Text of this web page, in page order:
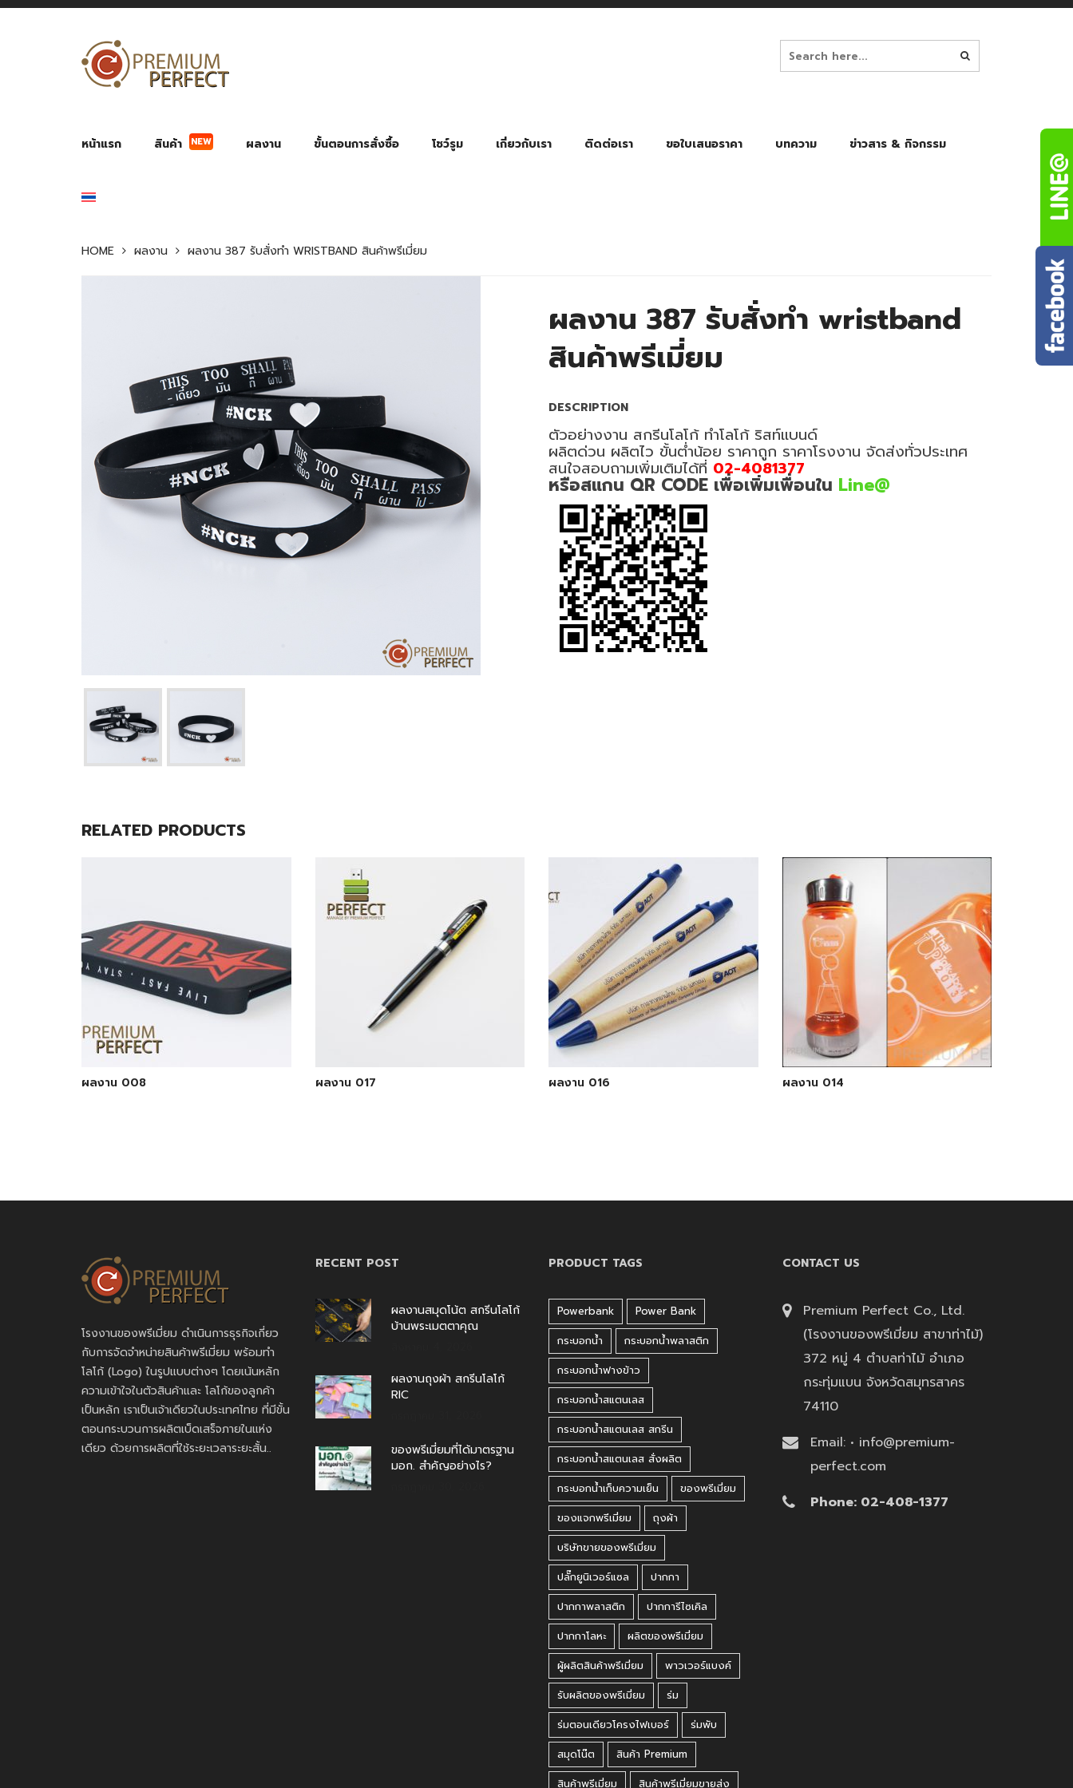
หน้าแรก สินค้า NEW ผลงาน ขั้นตอนการสั่งซื้อ โชว์รูม เกี่ยวกับเรา ติดต่อเรา ขอใบเสนอราคา บทความ ข่าวสาร & กิจกรรม
HOME ผลงาน ผลงาน 387 รับสั่งทำ WRISTBAND สินค้าพรีเมี่ยม
ผลงาน 387 รับสั่งทำ wristband
สินค้าพรีเมี่ยม
DESCRIPTION
ตัวอย่างงาน สกรีนโลโก้ ทำโลโก้ ริสท์แบนด์
ผลิตด่วน ผลิตไว ขั้นต่ำน้อย ราคาถูก ราคาโรงงาน จัดส่งทั่วประเทศ
สนใจสอบถามเพิ่มเติมได้ที่ 02-4081377
หรือสแกน QR CODE เพื่อเพิ่มเพื่อนใน Line@
RELATED PRODUCTS
ผลงาน 008 ผลงาน 017 ผลงาน 016 ผลงาน 014
โรงงานของพรีเมี่ยม ดำเนินการธุรกิจเกี่ยว
กับการจัดจำหน่ายสินค้าพรีเมี่ยม พร้อมทำ
โลโก้ (Logo) ในรูปแบบต่างๆ โดยเน้นหลัก
ความเข้าใจในตัวสินค้าและ โลโก้ของลูกค้า
เป็นหลัก เราเป็นเจ้าเดียวในประเทศไทย ที่มีขั้น
ตอนกระบวนการผลิตเบ็ดเสร็จภายในแห่ง
เดียว ด้วยการผลิตที่ใช้ระยะเวลาระยะสั้น..
RECENT POST
ผลงานสมุดโน้ต สกรีนโลโก้
บ้านพระเมตตาคุณ
ผลงานถุงผ้า สกรีนโลโก้
RIC
ของพรีเมี่ยมที่ได้มาตรฐาน
มอก. สำคัญอย่างไร?
PRODUCT TAGS
Powerbank
Power Bank
กระบอกน้ำ
กระบอกน้ำพลาสติก
กระบอกน้ำฟางข้าว
กระบอกน้ำสแตนเลส
กระบอกน้ำสแตนเลส สกรีน
กระบอกน้ำสแตนเลส สั่งผลิต
กระบอกน้ำเก็บความเย็น
ของพรีเมี่ยม
ของแจกพรีเมี่ยม
ถุงผ้า
บริษัทขายของพรีเมี่ยม
ปลั๊กยูนิเวอร์แซล
ปากกา
ปากกาพลาสติก
ปากการีไซเคิล
ปากกาโลหะ
ผลิตของพรีเมี่ยม
ผู้ผลิตสินค้าพรีเมี่ยม
พาวเวอร์แบงค์
รับผลิตของพรีเมี่ยม
ร่ม
ร่มตอนเดียวโครงไฟเบอร์
ร่มพับ
สมุดโน๊ต
สินค้า Premium
สินค้าพรีเมี่ยม
สินค้าพรีเมี่ยมขายส่ง
CONTACT US
Premium Perfect Co., Ltd.
(โรงงานของพรีเมี่ยม สาขาท่าไม้)
372 หมู่ 4 ตำบลท่าไม้ อำเภอ
กระทุ่มแบน จังหวัดสมุทรสาคร
74110
Email: • info@premium-
perfect.com
Phone: 02-408-1377